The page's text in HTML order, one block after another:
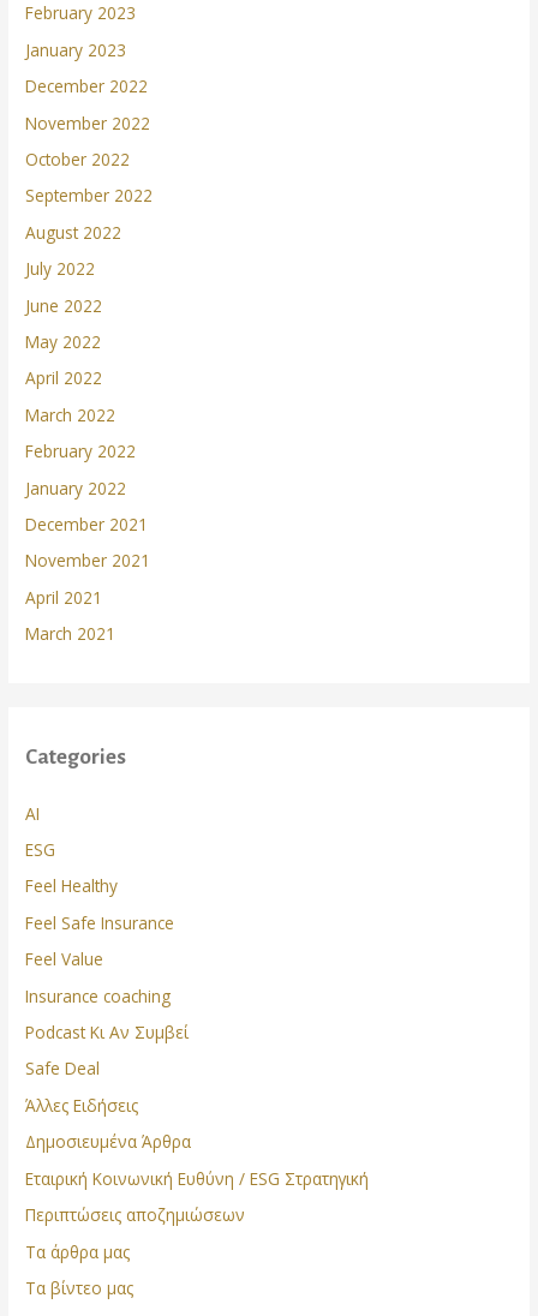
February 2023
January 2023
December 2022
November 2022
October 2022
September 2022
August 2022
July 2022
June 2022
May 2022
April 2022
March 2022
February 2022
January 2022
December 2021
November 2021
April 2021
March 2021
Categories
AI
ESG
Feel Healthy
Feel Safe Insurance
Feel Value
Insurance coaching
Podcast Κι Αν Συμβεί
Safe Deal
Άλλες Ειδήσεις
Δημοσιευμένα Άρθρα
Εταιρική Κοινωνική Ευθύνη / ESG Στρατηγική
Περιπτώσεις αποζημιώσεων
Τα άρθρα μας
Τα βίντεο μας